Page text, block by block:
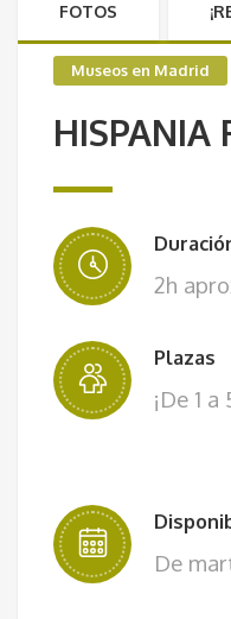
FOTOS
Museos en Madrid
HISPANIA
2h
Plazas
¡De 1 a
De